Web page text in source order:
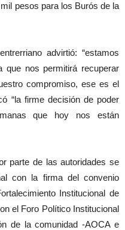
pesos para los Burós de la
advirtió: “estamos
que nos permitirá recuperar
compromiso, ese es el
“la firme decisión de poder
que hoy nos están
parte de las autoridades se
con la firma del convenio
Institucional de
el Foro Político Institucional
de la comunidad -AOCA e